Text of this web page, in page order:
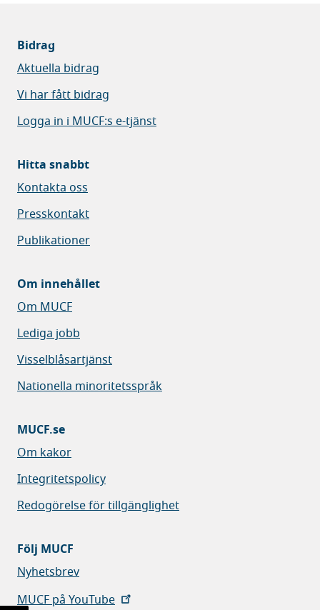
Bidrag
Aktuella bidrag
Vi har fått bidrag
Logga in i MUCF:s e-tjänst
Hitta snabbt
Kontakta oss
Presskontakt
Publikationer
Om innehållet
Om MUCF
Lediga jobb
Visselblåsartjänst
Nationella minoritetsspråk
MUCF.se
Om kakor
Integritetspolicy
Redogörelse för tillgänglighet
Följ MUCF
Nyhetsbrev
MUCF på YouTube